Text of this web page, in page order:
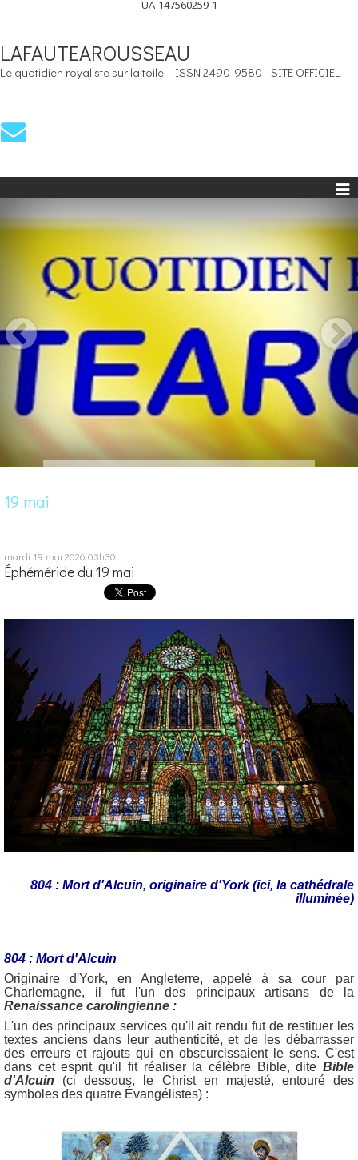
UA-147560259-1
LAFAUTEAROUSSEAU
Le quotidien royaliste sur la toile - ISSN 2490-9580 - SITE OFFICIEL
19 mai
mardi 19 mai 2026 03h30
Éphéméride du 19 mai
804 : Mort d'Alcuin, originaire d'York (ici, la cathédrale
illuminée)
804 : Mort d'Alcuin
Originaire d'York, en Angleterre, appelé à sa cour par
Charlemagne, il fut l'un des principaux artisans de la
Renaissance carolingienne :
L'un des principaux services qu'il ait rendu fut de restituer les
textes anciens dans leur authenticité, et de les débarrasser
des erreurs et rajouts qui en obscurcissaient le sens. C'est
dans cet esprit qu'il fit réaliser la célèbre Bible, dite Bible
d'Alcuin (ci dessous, le Christ en majesté, entouré des
symboles des quatre Évangélistes) :